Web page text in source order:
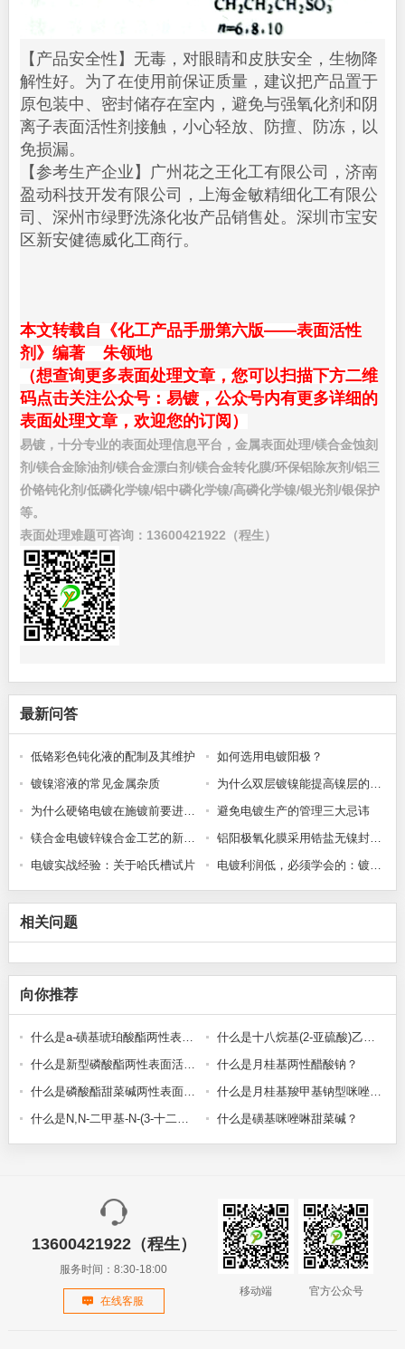
【产品安全性】无毒，对眼睛和皮肤安全，生物降
解性好。为了在使用前保证质量，建议把产品置于
原包装中、密封储存在室内，避免与强氧化剂和阴
离子表面活性剂接触，小心轻放、防擅、防冻，以
免损漏。
【参考生产企业】广州花之王化工有限公司，济南
盈动科技开发有限公司，上海金敏精细化工有限公
司、深州市绿野洗涤化妆产品销售处。深圳市宝安
区新安健德威化工商行。
本文转载自《化工产品手册第六版——表面活性
剂》编著 朱领地
（想查询更多表面处理文章，您可以扫描下方二维
码点击关注公众号：易镀，公众号内有更多详细的
表面处理文章，欢迎您的订阅）
易镀，十分专业的表面处理信息平台，金属表面处理/镁合金蚀刻
剂/镁合金除油剂/镁合金漂白剂/镁合金转化膜/环保铝除灰剂/铝三
价铬钝化剂/低磷化学镍/铝中磷化学镍/高磷化学镍/银光剂/银保护
等。
表面处理难题可咨询：13600421922（程生）
最新问答
低铬彩色钝化液的配制及其维护
如何选用电镀阳极？
镀镍溶液的常见金属杂质
为什么硬铬电镀在施镀前要进行预热处理?
避免电镀生产的管理三大忌讳
镁合金电镀锌镍合金工艺的新突破
电镀实战经验：关于哈氏槽试片
相关问题
向你推荐
什么是a-磺基琥珀酸酯两性表面活性剂？
什么是新型磷酸酯两性表面活性剂？
什么是月桂基两性醋酸钠？
什么是磷酸酯甜菜碱两性表面活性剂？
什么是磺基咪唑啉甜菜碱？
13600421922（程生）
服务时间：8:30-18:00
在线客服
移动端 官方公众号